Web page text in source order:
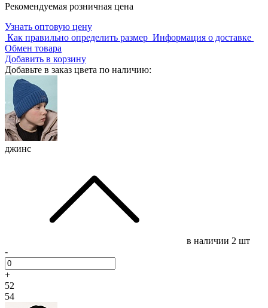
Рекомендуемая розничная цена
Узнать оптовую цену
Как правильно определить размер Информация о доставке
Обмен товара
Добавить в корзину
Добавьте в заказ цвета по наличию:
джинс
в наличии 2 шт
-
+
52
54